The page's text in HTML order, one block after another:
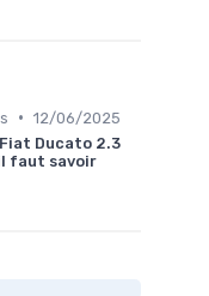
• 12/06/2025
Ducato 2.3
faut savoir